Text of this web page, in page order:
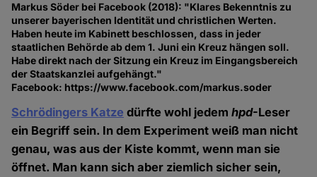
Markus Söder bei Facebook (2018): "Klares Bekenntnis zu
unserer bayerischen Identität und christlichen Werten.
Haben heute im Kabinett beschlossen, dass in jeder
staatlichen Behörde ab dem 1. Juni ein Kreuz hängen soll.
Habe direkt nach der Sitzung ein Kreuz im Eingangsbereich
der Staatskanzlei aufgehängt."
Facebook: https://www.facebook.com/markus.soder
Schrödingers Katze dürfte wohl jedemhpd-Leser
ein Begriff sein. In dem Experiment weiß man nicht
genau, was aus der Kiste kommt, wenn man sie
öffnet. Man kann sich aber ziemlich sicher sein,